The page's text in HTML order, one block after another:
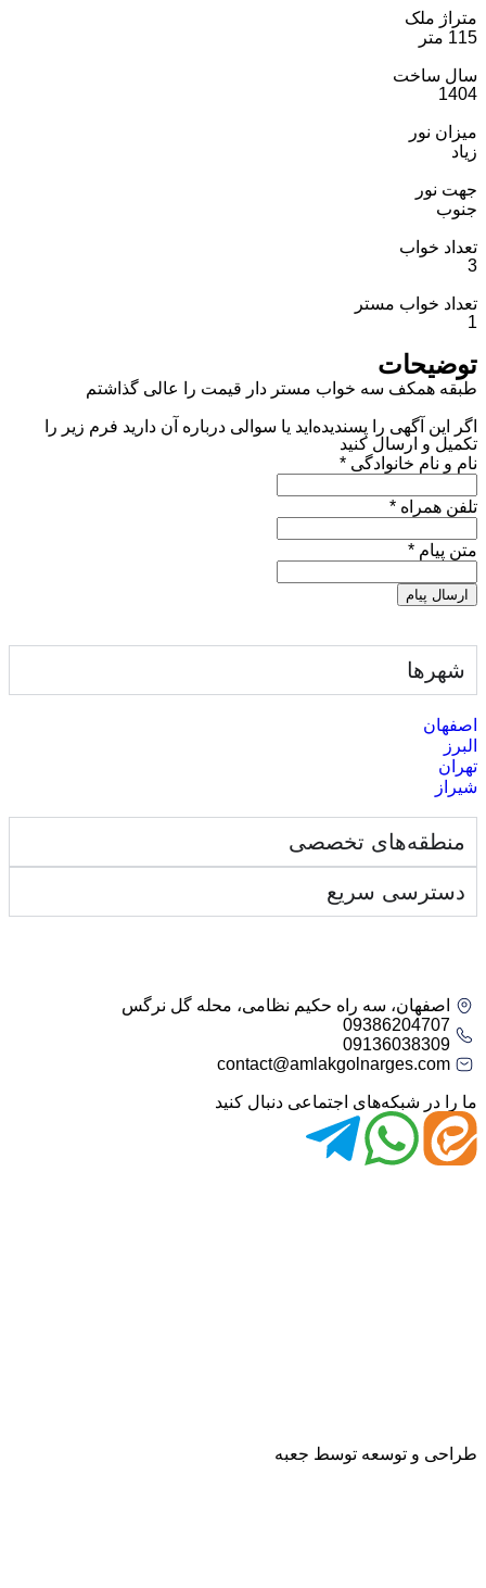
متراژ ملک
115 متر
سال ساخت
1404
میزان نور
زیاد
جهت نور
جنوب
تعداد خواب
3
تعداد خواب مستر
1
توضیحات
طبقه همکف سه خواب مستر دار قیمت را عالی گذاشتم
اگر این آگهی را پسندیده‌اید یا سوالی درباره آن دارید فرم زیر را
تکمیل و ارسال کنید
نام و نام خانوادگی *
تلفن همراه *
متن پیام *
ارسال پیام
شهرها
اصفهان
البرز
تهران
شیراز
منطقه‌های تخصصی
دسترسی سریع
اصفهان، سه راه حکیم نظامی، محله گل نرگس
09386204707
09136038309
contact@amlakgolnarges.com
ما را در شبکه‌های اجتماعی دنبال کنید
طراحی و توسعه توسط جعبه